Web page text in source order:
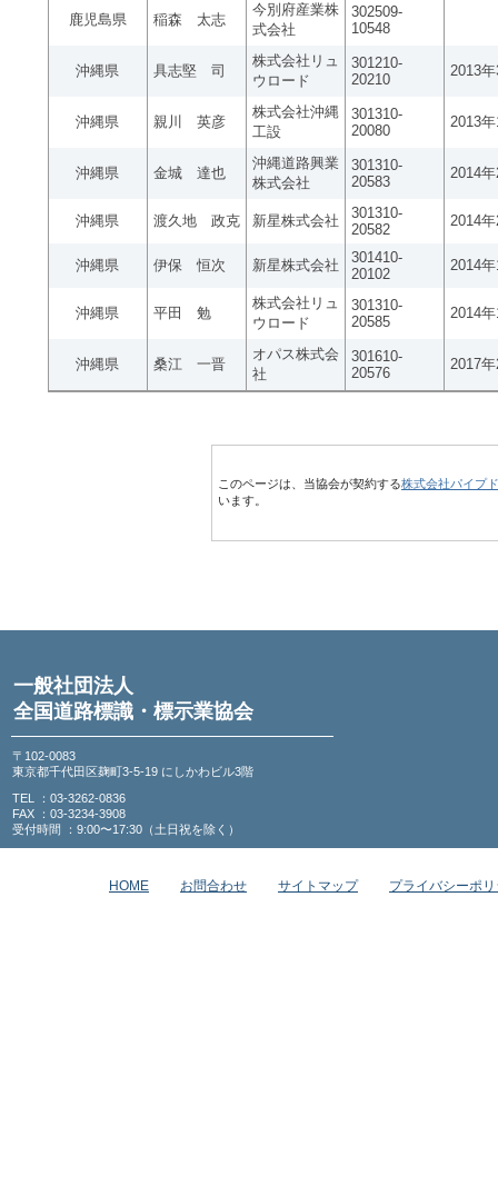
鹿児島県 稲森 太志
今別府産業株
式会社
302509-
10548
沖縄県 具志堅 司
株式会社リュ
ウロード
301210-
20210
2013
沖縄県 親川 英彦
株式会社沖縄
工設
301310-
20080
2013
沖縄県 金城 達也
沖縄道路興業
株式会社
301310-
20583
2014
沖縄県 渡久地 政克 新星株式会社
301310-
20582
2014
沖縄県 伊保 恒次 新星株式会社
301410-
20102
2014
沖縄県 平田 勉
株式会社リュ
ウロード
301310-
20585
2014
沖縄県 桑江 一晋
オパス株式会
社
301610-
20576
2017
このページは、当協会が契約する株式会社パイプ
います。
一般社団法人
全国道路標識・標示業協会
〒102-0083
東京都千代田区麹町3-5-19 にしかわビル3階
TEL ：03-3262-0836
FAX ：03-3234-3908
受付時間 ：9:00〜17:30（土日祝を除く）
HOME お問合わせ サイトマップ プライバシーポ